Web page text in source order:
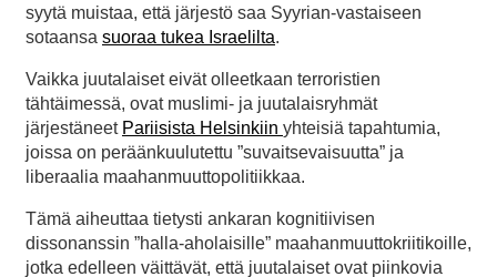
syytä muistaa, että järjestö saa Syyrian-vastaiseen
sotaansa suoraa tukea Israelilta.
Vaikka juutalaiset eivät olleetkaan terroristien
tähtäimessä, ovat muslimi- ja juutalaisryhmät
järjestäneet Pariisista Helsinkiin yhteisiä tapahtumia,
joissa on peräänkuulutettu ”suvaitsevaisuutta” ja
liberaalia maahanmuuttopolitiikkaa.
Tämä aiheuttaa tietysti ankaran kognitiivisen
dissonanssin ”halla-aholaisille” maahanmuuttokriitikoille,
jotka edelleen väittävät, että juutalaiset ovat piinkovia